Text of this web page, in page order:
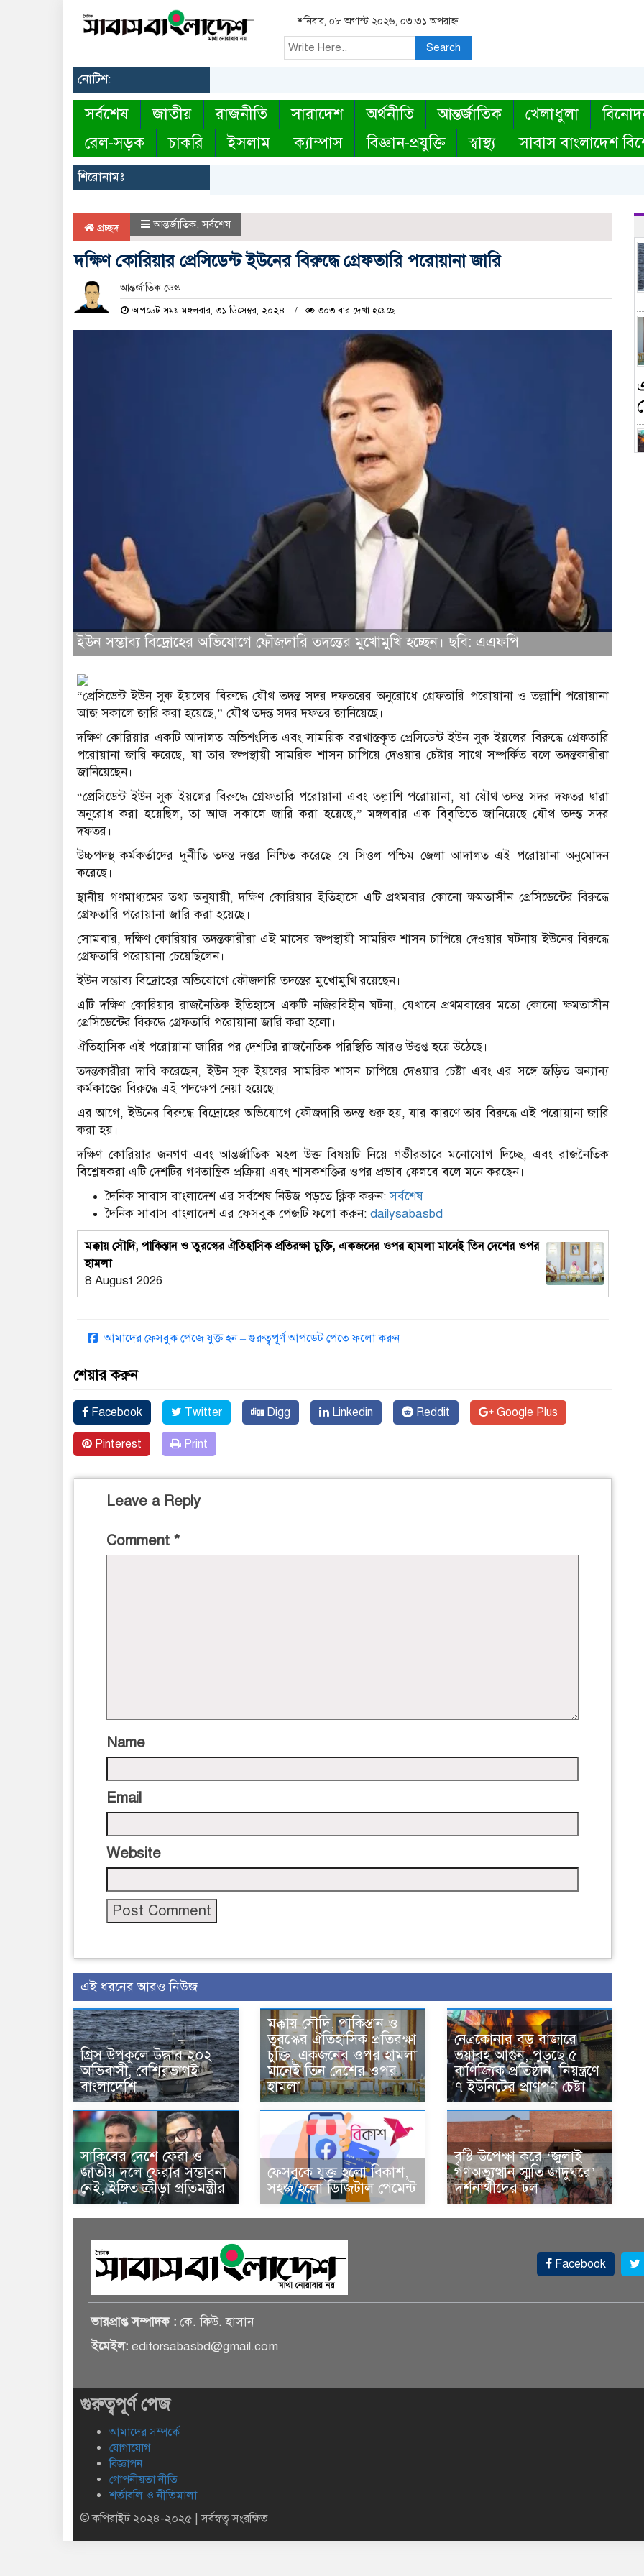
শনিবার, ০৮ অগাস্ট ২০২৬, ০৩:৩১ অপরাহ্ন
Search
নোটিশ:
সর্বশেষ জাতীয় রাজনীতি সারাদেশ অর্থনীতি আন্তর্জাতিক খেলাধুলা
রেল-সড়ক
চাকরি ইসলাম ক্যাম্পাস বিজ্ঞান-প্রযুক্তি স্বাস্থ্য সাবাস বাংলাদেশ
শিরোনামঃ
প্রচ্ছদ আন্তর্জাতিক,সর্বশেষ
দক্ষিণ কোরিয়ার প্রেসিডেন্ট ইউনের বিরুদ্ধে গ্রেফতারি পরোয়ানা জারি
আন্তর্জাতিক ডেস্ক
আপডেট সময় মঙ্গলবার, ৩১ ডিসেম্বর, ২০২৪ ৩০৩ বার দেখা হয়েছে
ইউন সম্ভাব্য বিদ্রোহের অভিযোগে ফৌজদারি তদন্তের মুখোমুখি হচ্ছেন। ছবি: এএফপি
“প্রেসিডেন্ট ইউন সুক ইয়লের বিরুদ্ধে যৌথ তদন্ত সদর দফতরের অনুরোধে গ্রেফতারি পরোয়ানা ও তল্লাশি পরোয়ানা
আজ সকালে জারি করা হয়েছে,” যৌথ তদন্ত সদর দফতর জানিয়েছে।
দক্ষিণ কোরিয়ার একটি আদালত অভিশংসিত এবং সাময়িক বরখাস্তকৃত প্রেসিডেন্ট ইউন সুক ইয়লের বিরুদ্ধে গ্রেফতারি
পরোয়ানা জারি করেছে, যা তার স্বল্পস্থায়ী সামরিক শাসন চাপিয়ে দেওয়ার চেষ্টার সাথে সম্পর্কিত বলে তদন্তকারীরা
জানিয়েছেন।
“প্রেসিডেন্ট ইউন সুক ইয়লের বিরুদ্ধে গ্রেফতারি পরোয়ানা এবং তল্লাশি পরোয়ানা, যা যৌথ তদন্ত সদর দফতর দ্বারা
অনুরোধ করা হয়েছিল, তা আজ সকালে জারি করা হয়েছে,” মঙ্গলবার এক বিবৃতিতে জানিয়েছে যৌথ তদন্ত সদর
দফতর।
উচ্চপদস্থ কর্মকর্তাদের দুর্নীতি তদন্ত দপ্তর নিশ্চিত করেছে যে সিওল পশ্চিম জেলা আদালত এই পরোয়ানা অনুমোদন
করেছে।
স্থানীয় গণমাধ্যমের তথ্য অনুযায়ী, দক্ষিণ কোরিয়ার ইতিহাসে এটি প্রথমবার কোনো ক্ষমতাসীন প্রেসিডেন্টের বিরুদ্ধে
গ্রেফতারি পরোয়ানা জারি করা হয়েছে।
সোমবার, দক্ষিণ কোরিয়ার তদন্তকারীরা এই মাসের স্বল্পস্থায়ী সামরিক শাসন চাপিয়ে দেওয়ার ঘটনায় ইউনের বিরুদ্ধে
গ্রেফতারি পরোয়ানা চেয়েছিলেন।
ইউন সম্ভাব্য বিদ্রোহের অভিযোগে ফৌজদারি তদন্তের মুখোমুখি রয়েছেন।
এটি দক্ষিণ কোরিয়ার রাজনৈতিক ইতিহাসে একটি নজিরবিহীন ঘটনা, যেখানে প্রথমবারের মতো কোনো ক্ষমতাসীন
প্রেসিডেন্টের বিরুদ্ধে গ্রেফতারি পরোয়ানা জারি করা হলো।
ঐতিহাসিক এই পরোয়ানা জারির পর দেশটির রাজনৈতিক পরিস্থিতি আরও উত্তপ্ত হয়ে উঠেছে।
তদন্তকারীরা দাবি করেছেন, ইউন সুক ইয়লের সামরিক শাসন চাপিয়ে দেওয়ার চেষ্টা এবং এর সঙ্গে জড়িত অন্যান্য
কর্মকাণ্ডের বিরুদ্ধে এই পদক্ষেপ নেয়া হয়েছে।
এর আগে, ইউনের বিরুদ্ধে বিদ্রোহের অভিযোগে ফৌজদারি তদন্ত শুরু হয়, যার কারণে তার বিরুদ্ধে এই পরোয়ানা জারি
করা হয়।
দক্ষিণ কোরিয়ার জনগণ এবং আন্তর্জাতিক মহল উক্ত বিষয়টি নিয়ে গভীরভাবে মনোযোগ দিচ্ছে, এবং রাজনৈতিক
বিশ্লেষকরা এটি দেশটির গণতান্ত্রিক প্রক্রিয়া এবং শাসকশক্তির ওপর প্রভাব ফেলবে বলে মনে করছেন।
দৈনিক সাবাস বাংলাদেশ এর সর্বশেষ নিউজ পড়তে ক্লিক করুন:সর্বশেষ
দৈনিক সাবাস বাংলাদেশ এর ফেসবুক পেজটি ফলো করুন: dailysabasbd
মক্কায় সৌদি, পাকিস্তান ও তুরস্কের ঐতিহাসিক প্রতিরক্ষা চুক্তি, একজনের ওপর হামলা মানেই তিন দেশের ওপর
হামলা
8 August 2026
আমাদের ফেসবুক পেজে যুক্ত হন – গুরুত্বপূর্ণ আপডেট পেতে ফলো করুন
শেয়ার করুন
Facebook Twitter Digg Linkedin Reddit Google Plus
Pinterest Print
Leave a Reply
Comment *
Name
Email
Website
এই ধরনের আরও নিউজ
গ্রিস উপকূলে উদ্ধার ২০২
অভিবাসী, বেশিরভাগই
বাংলাদেশি
মক্কায় সৌদি, পাকিস্তান ও
তুরস্কের ঐতিহাসিক প্রতিরক্ষা
চুক্তি, একজনের ওপর হামলা
মানেই তিন দেশের ওপর
হামলা
নেত্রকোনার বড় বাজারে
ভয়াবহ আগুন, পুড়ছে ৫
বাণিজ্যিক প্রতিষ্ঠান; নিয়ন্ত্রণে
৭ ইউনিটের প্রাণপণ চেষ্টা
সাকিবের দেশে ফেরা ও
জাতীয় দলে ফেরার সম্ভাবনা
নেই, ইঙ্গিত ক্রীড়া প্রতিমন্ত্রীর
ফেসবুকে যুক্ত হলো বিকাশ,
সহজ হলো ডিজিটাল পেমেন্ট
বৃষ্টি উপেক্ষা করে ‘জুলাই
গণঅভ্যুত্থান স্মৃতি জাদুঘরে’
দর্শনার্থীদের ঢল
Facebook
ভারপ্রাপ্ত সম্পাদক : কে. কিউ. হাসান
ইমেইল: editorsabasbd@gmail.com
গুরুত্বপূর্ণ পেজ
আমাদের সম্পর্কে
যোগাযোগ
বিজ্ঞাপন
গোপনীয়তা নীতি
শর্তাবলি ও নীতিমালা
© কপিরাইট ২০২৪-২০২৫ | সর্বস্বত্ব সংরক্ষিত